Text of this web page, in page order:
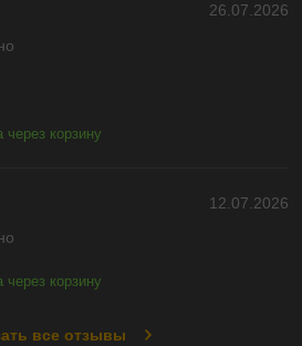
26.07.2026
корзину
12.07.2026
корзину
все отзывы